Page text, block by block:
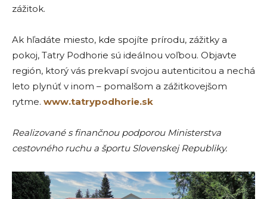
zážitok.
Ak hľadáte miesto, kde spojíte prírodu, zážitky a
pokoj, Tatry Podhorie sú ideálnou voľbou. Objavte
región, ktorý vás prekvapí svojou autenticitou a nechá
leto plynúť v inom – pomalšom a zážitkovejšom
rytme. www.tatrypodhorie.sk
Realizované s finančnou podporou Ministerstva
cestovného ruchu a športu Slovenskej Republiky.